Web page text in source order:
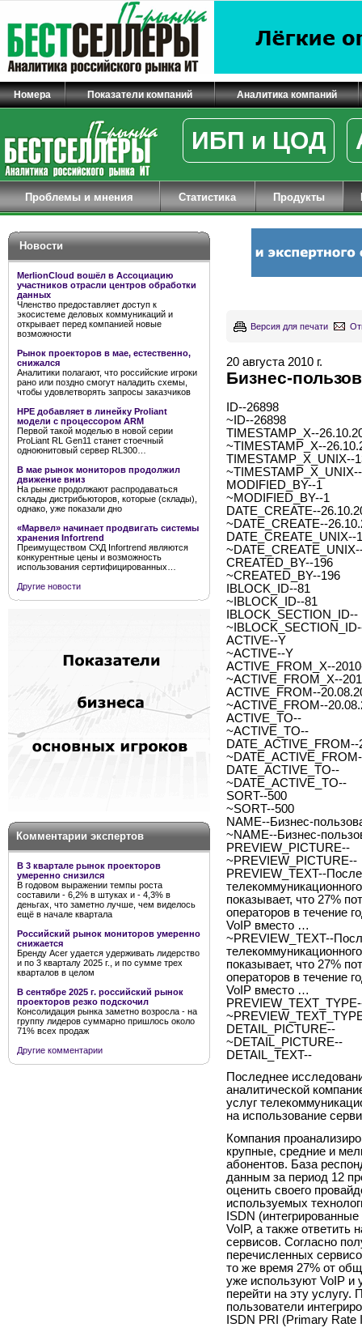
Номера Показатели компаний Аналитика компаний
ИБП и ЦОД
Проблемы и мнения Статистика Продукты
Новости
MerlionCloud вошёл в Ассоциацию
участников отрасли центров обработки
данных
Членство предоставляет доступ к
экосистеме деловых коммуникаций и
открывает перед компанией новые
возможности
Рынок проекторов в мае, естественно,
снижался
Аналитики полагают, что российские игроки
рано или поздно смогут наладить схемы,
чтобы удовлетворять запросы заказчиков
HPE добавляет в линейку Proliant
модели с процессором ARM
Первой такой моделью в новой серии
ProLiant RL Gen11 станет стоечный
одноюнитовый сервер RL300…
В мае рынок мониторов продолжил
движение вниз
На рынке продолжают распродаваться
склады дистрибьюторов, которые (склады),
однако, уже показали дно
«Марвел» начинает продвигать системы
хранения Infortrend
Преимуществом СХД Infortrend являются
конкурентные цены и возможность
использования сертифицированных…
Другие новости
Комментарии экспертов
В 3 квартале рынок проекторов
умеренно снизился
В годовом выражении темпы роста
составили - 6,2% в штуках и - 4,3% в
деньгах, что заметно лучше, чем виделось
ещё в начале квартала
Российский рынок мониторов умеренно
снижается
Бренду Acer удается удерживать лидерство
и по 3 кварталу 2025 г., и по сумме трех
кварталов в целом
В сентябре 2025 г. российский рынок
проекторов резко подскочил
Консолидация рынка заметно возросла - на
группу лидеров суммарно пришлось около
71% всех продаж
Другие комментарии
Версия для печати
20 августа 2010 г.
Бизнес-
ID--26898
~ID--26898
TIMESTAMP_X--
~TIMESTAMP_X--
TIMESTAMP_X_UNIX--
MODIFIED_BY--1
~MODIFIED_BY--1
DATE_CREATE--
~DATE_CREATE--
DATE_CREATE_UNIX--
CREATED_BY--196
~CREATED_BY--196
IBLOCK_ID--81
~IBLOCK_ID--81
IBLOCK_SECTION_ID--
ACTIVE--Y
~ACTIVE--Y
ACTIVE_FROM_X--
~ACTIVE_FROM_X--
ACTIVE_FROM--
~ACTIVE_FROM--
ACTIVE_TO--
~ACTIVE_TO--
DATE_ACTIVE_FROM--
DATE_ACTIVE_TO--
~DATE_ACTIVE_TO--
SORT--500
~SORT--500
NAME--Бизнес-
~NAME--Бизнес-
PREVIEW_PICTURE--
~PREVIEW_PICTURE--
PREVIEW_TEXT--
показывает, что 27%
операторов в течение
VoIP вместо …
~PREVIEW_TEXT--
показывает, что 27%
операторов в течение
VoIP вместо …
DETAIL_PICTURE--
~DETAIL_PICTURE--
DETAIL_TEXT--
Последнее
аналитической
услуг
на использование
Компания
крупные, средние и
абонентов. База
данным за период 12
оценить своего
используемых
ISDN
VoIP, а также ответить
сервисов. Согласно
перечисленных
то же время 27% от
уже используют VoIP и
перейти на эту услугу.
пользователи
ISDN PRI (Primary Rate